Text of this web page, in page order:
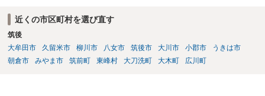
い状態であり、果たしてお客様側で貴社の過失や商品の品質の契約不
適合を立証できたのか疑義があるように思います。 貴社は、製造及
び通販等での販売をなされているようであり、購入するお客様（消費
者）の層•範囲も県内に留まらない全国規模の可能性もあるのではない
近くの市区町村を選び直す
筑後
大牟田市
久留米市 柳川市 八女市 筑後市 大川市 小郡市
うきは市
朝倉市
みやま市 筑前町 東峰村 大刀洗町 大木町 広川町